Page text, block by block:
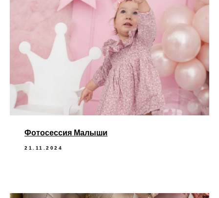
Фотосессия Малыши
21.11.2024